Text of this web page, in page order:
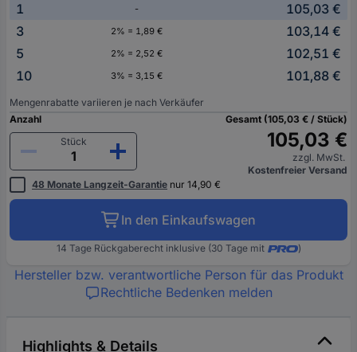
1 -
105,03 €
3
2% = 1,89 €
103,14 €
5
2% = 2,52 €
102,51 €
10
3% = 3,15 € 101,88 €
Mengenrabatte variieren je nach Verkäufer
Anzahl
Stück
Gesamt (105,03 € / Stück)
105,03 €
zzgl. MwSt.
Kostenfreier Versand
48 Monate Langzeit-Garantie nur 14,90 €
In den Einkaufswagen
14 Tage Rückgaberecht inklusive (30 Tage mit )
Hersteller bzw. verantwortliche Person für das Produkt
Rechtliche Bedenken melden
Highlights & Details